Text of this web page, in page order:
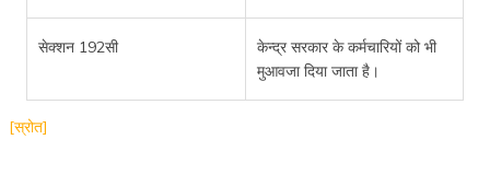
सेक्शन 192सी
केन्द्र सरकार के कर्मचारियों को भी
मुआवजा दिया जाता है।
[स्रोत]